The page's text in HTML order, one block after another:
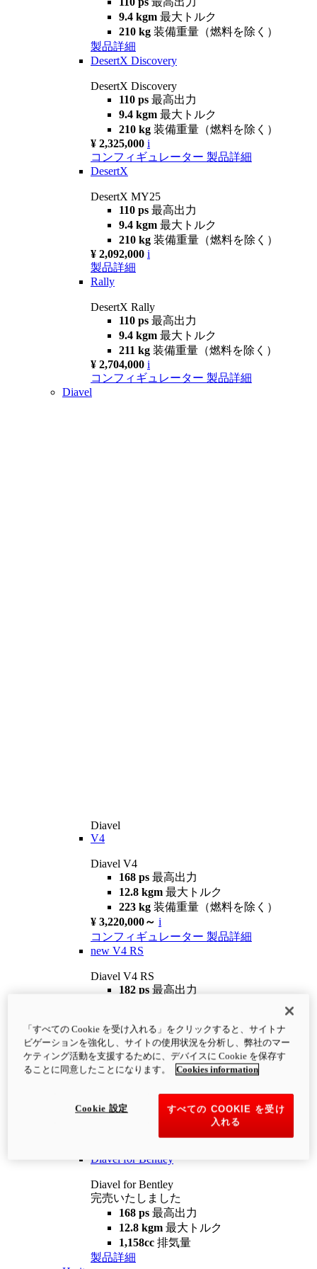
9.4 kgm 最大トルク
210 kg 装備重量（燃料を除く）
製品詳細
DesertX Discovery
DesertX Discovery
110 ps 最高出力
9.4 kgm 最大トルク
210 kg 装備重量（燃料を除く）
¥ 2,325,000 i
コンフィギュレーター 製品詳細
DesertX
DesertX MY25
110 ps 最高出力
9.4 kgm 最大トルク
210 kg 装備重量（燃料を除く）
¥ 2,092,000 i
製品詳細
Rally
DesertX Rally
110 ps 最高出力
9.4 kgm 最大トルク
211 kg 装備重量（燃料を除く）
¥ 2,704,000 i
コンフィギュレーター 製品詳細
Diavel
Diavel
V4
Diavel V4
168 ps 最高出力
12.8 kgm 最大トルク
223 kg 装備重量（燃料を除く）
¥ 3,220,000～ i
コンフィギュレーター 製品詳細
new V4 RS
Diavel V4 RS
182 ps 最高出力
¥4,400,000 i
コンフィギュレーター 製品詳細
newV4 RS 100
12.2 kgm
最大トルク
装備重量（燃料を除く）
Diavel for Bentley
Diavel for Bentley
完売いたしました
168 ps 最高出力
12.8 kgm 最大トルク
1,158cc 排気量
製品詳細
「すべての Cookie を受け入れる」をクリックすると、サイトナ
ビゲーションを強化し、サイトの使用状況を分析し、弊社のマー
ケティング活動を支援するために、デバイスに Cookie を保存す
ることに同意したことになります。
Cookies information
すべての COOKIE を受け
入れる
Cookie 設定